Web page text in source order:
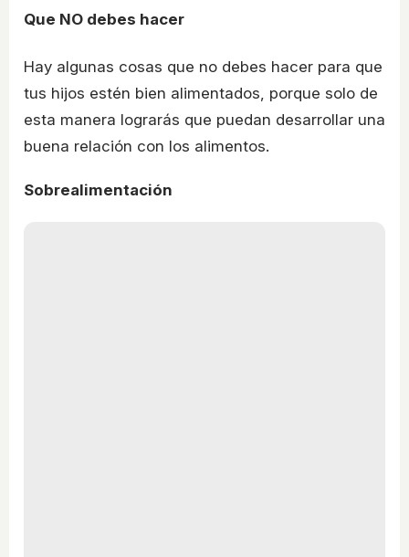
Que NO debes hacer
Hay algunas cosas que no debes hacer para que
tus hijos estén bien alimentados, porque solo de
esta manera lograrás que puedan desarrollar una
buena relación con los alimentos.
Sobrealimentación